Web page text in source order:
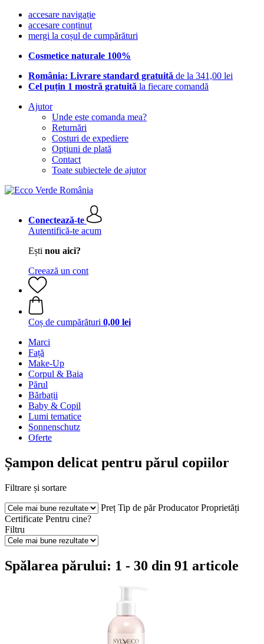
accesare navigație
accesare conținut
mergi la coșul de cumpărături
Cosmetice naturale 100%
România: Livrare standard gratuită de la 341,00 lei
Cel puțin 1 mostră gratuită la fiecare comandă
Ajutor
Unde este comanda mea?
Returnări
Costuri de expediere
Opțiuni de plată
Contact
Toate subiectele de ajutor
Conectează-te
Autentifică-te acum
Ești nou aici?
Creează un cont
Coș de cumpărături 0,00 lei
Marci
Față
Make-Up
Corpul & Baia
Părul
Bărbații
Baby & Copil
Lumi tematice
Sonnenschutz
Oferte
Șampon delicat pentru părul copiilor
Filtrare și sortare
Preț Tip de păr Producator Proprietăți
Certificate Pentru cine?
Filtru
Spălarea părului: 1 - 30 din 91 articole